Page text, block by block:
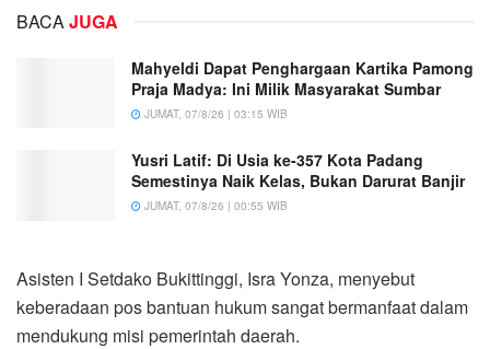
BACAJUGA
Mahyeldi Dapat Penghargaan Kartika Pamong
Praja Madya: Ini Milik Masyarakat Sumbar
JUMAT, 07/8/26 | 03:15 WIB
Yusri Latif: Di Usia ke-357 Kota Padang
Semestinya Naik Kelas, Bukan Darurat Banjir
JUMAT, 07/8/26 | 00:55 WIB
Asisten I Setdako Bukittinggi, Isra Yonza, menyebut
keberadaan pos bantuan hukum sangat bermanfaat dalam
mendukung misi pemerintah daerah.